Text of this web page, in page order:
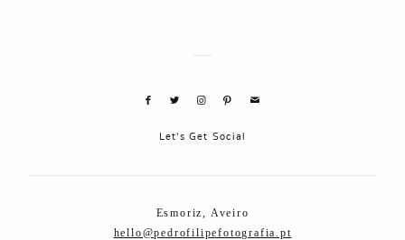
Let's Get Social
Esmoriz, Aveiro
hello@pedrofilipefotografia.pt